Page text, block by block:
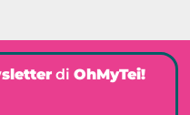
di OhMyTei!